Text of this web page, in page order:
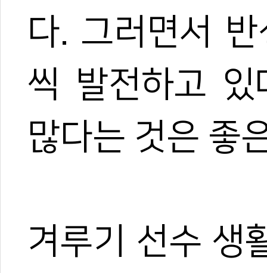
다. 그러면서
씩 발전하고 있
많다는 것은 좋
겨루기 선수 생